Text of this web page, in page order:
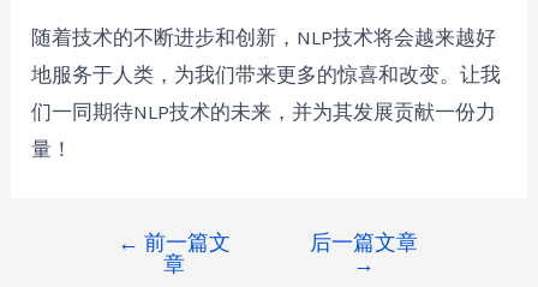
随着技术的不断进步和创新，NLP技术将会越来越好
地服务于人类，为我们带来更多的惊喜和改变。让我
们一同期待NLP技术的未来，并为其发展贡献一份力
量！
← 前一篇文
章
后一篇文章
→